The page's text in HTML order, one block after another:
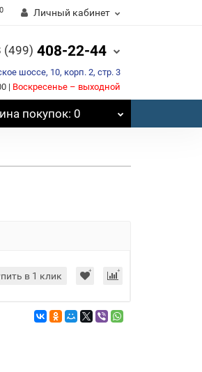
0 Личный кабинет
(499) 408-22-44
шоссе, 10, корп. 2, стр. 3
| Воскресенье – выходной
покупок: 0
в 1 клик